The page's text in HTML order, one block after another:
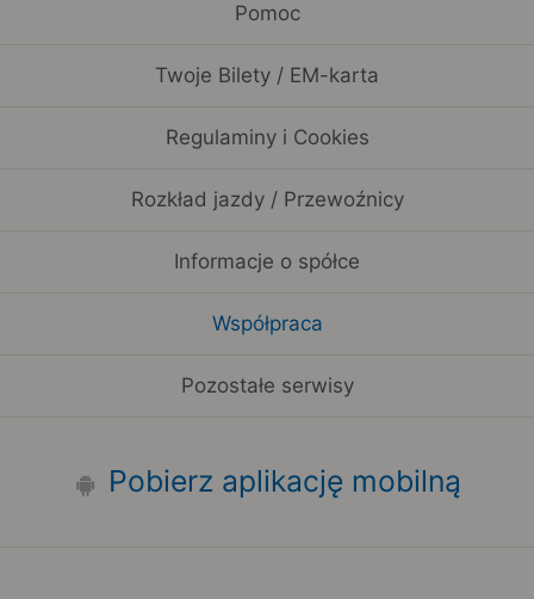
Pomoc
Twoje Bilety / EM-karta
Regulaminy i Cookies
Rozkład jazdy / Przewoźnicy
Informacje o spółce
Współpraca
Pozostałe serwisy
Pobierz aplikację mobilną